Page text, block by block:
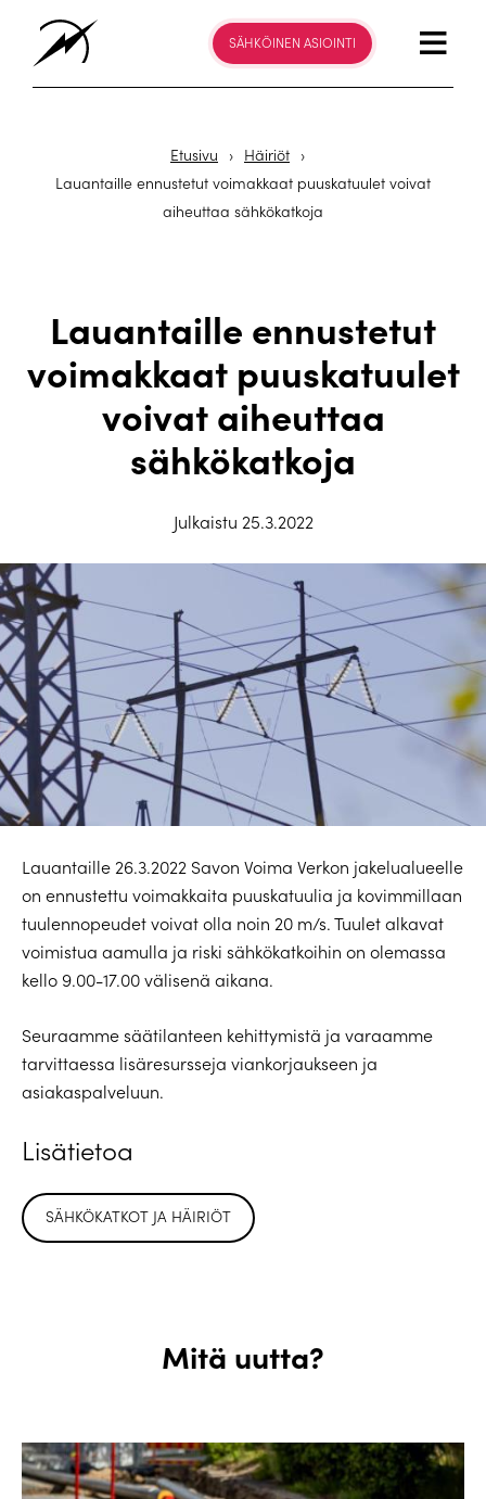
SÄHKÖINEN ASIOINTI
Etusivu › Häiriöt ›
Lauantaille ennustetut voimakkaat puuskatuulet voivat
aiheuttaa sähkökatkoja
Lauantaille ennustetut
voimakkaat puuskatuulet
voivat aiheuttaa
sähkökatkoja
Julkaistu 25.3.2022
Lauantaille 26.3.2022 Savon Voima Verkon jakelualueelle
on ennustettu voimakkaita puuskatuulia ja kovimmillaan
tuulennopeudet voivat olla noin 20 m/s. Tuulet alkavat
voimistua aamulla ja riski sähkökatkoihin on olemassa
kello 9.00-17.00 välisenä aikana.
Seuraamme säätilanteen kehittymistä ja varaamme
tarvittaessa lisäresursseja viankorjaukseen ja
asiakaspalveluun.
Lisätietoa
SÄHKÖKATKOT JA HÄIRIÖT
Mitä uutta?